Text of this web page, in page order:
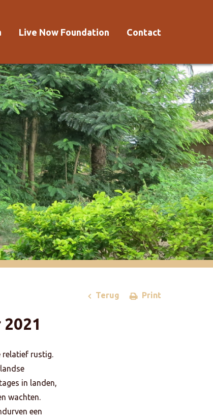
Live Now Foundation Contact
Voorwaarden
Print
Terug
relatief rustig.
in landen,
wachten.
een